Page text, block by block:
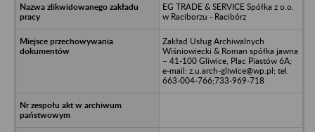
EG TRADE & SERVICE Spółka z o.o.
w Raciborzu - Racibórz
Zakład Usług Archiwalnych
Wiśniowiecki & Roman spółka jawna
– 41-100 Gliwice, Plac Piastów 6A;
e-mail: z.u.arch-gliwice@wp.pl; tel.
663-004-766;733-969-718